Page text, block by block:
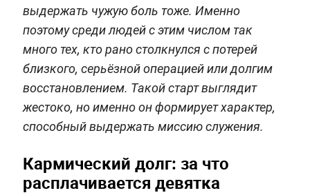
выдержать чужую боль тоже. Именно
поэтому среди людей с этим числом так
много тех, кто рано столкнулся с потерей
близкого, серьёзной операцией или долгим
восстановлением. Такой старт выглядит
жестоко, но именно он формирует характер,
способный выдержать миссию служения.
Кармический долг: за что
расплачивается девятка